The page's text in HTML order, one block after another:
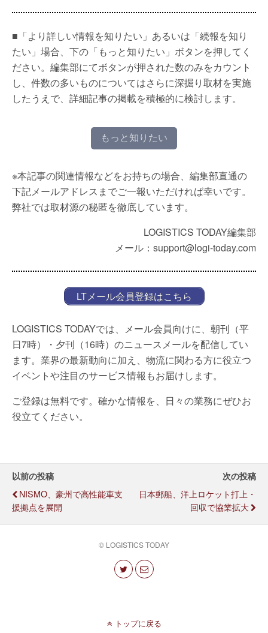
■「より詳しい情報を知りたい」あるいは「続報を知り
たい」場合、下の「もっと知りたい」ボタンを押してく
ださい。編集部にてボタンが押された数のみをカウント
し、件数の多いものについてはさらに深掘り取材を実施
したうえで、詳細記事の掲載を積極的に検討します。
もっと知りたい
※本記事の関連情報などをお持ちの場合、編集部直通の
下記メールアドレスまでご一報いただければ幸いです。
弊社では取材源の秘匿を徹底しています。
LOGISTICS TODAY編集部
メール：support@logi-today.com
LTメール会員登録はこちら
LOGISTICS TODAYでは、メール会員向けに、朝刊（平
日7時）・夕刊（16時）のニュースメールを配信してい
ます。業界の最新動向に加え、物流に関わる方に役立つ
イベントや注目のサービス情報もお届けします。
ご登録は無料です。確かな情報を、日々の業務にぜひお
役立てください。
以前の投稿
NISMO、豪州で高性能車支
援拠点を展開
次の投稿
日本郵船、洋上ロケット打上・
回収で協業拡大
© LOGISTICS TODAY
トップに戻る